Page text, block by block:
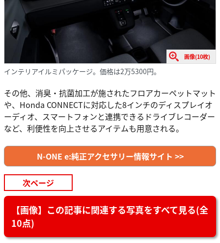
画像(10枚)
インテリアイルミパッケージ。価格は2万5300円。
その他、消臭・抗菌加工が施されたフロアカーペットマット
や、Honda CONNECTに対応した8インチのディスプレイオ
ーディオ、スマートフォンと連携できるドライブレコーダー
など、利便性を向上させるアイテムも用意される。
N-ONE e:純正アクセサリー情報サイト >>
次ページ
【画像】この記事に関連する写真をすべて見る(全
10点)